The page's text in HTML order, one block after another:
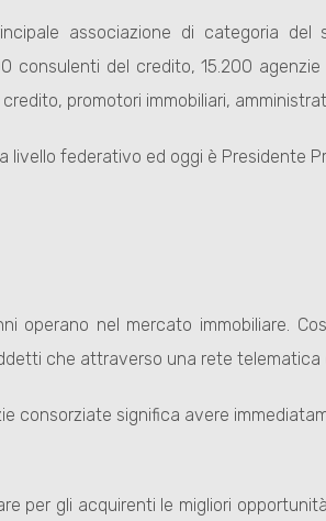
associazione di categoria del
consulenti del credito, 15.200
promotori immobiliari,
federativo ed oggi è Presidente
operano nel mercato immobiliare.
che attraverso una rete telematica
consorziate significa avere
per gli acquirenti le migliori